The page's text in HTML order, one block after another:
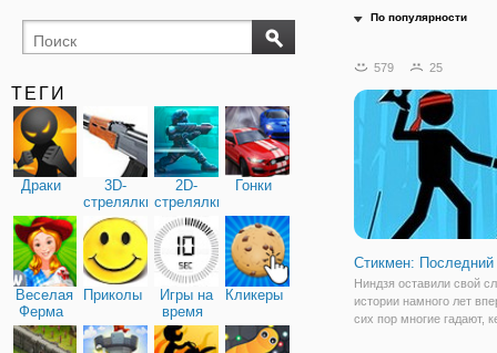
ТЕГИ
Драки
3D-
стрелялки
2D-
стрелялки
Гонки
Веселая
Ферма
Приколы
Игры на
время
Кликеры
По популярности
579 25
Стикмен:
Ниндзя оставили свой
истории намного лет
сих пор многие гадают,